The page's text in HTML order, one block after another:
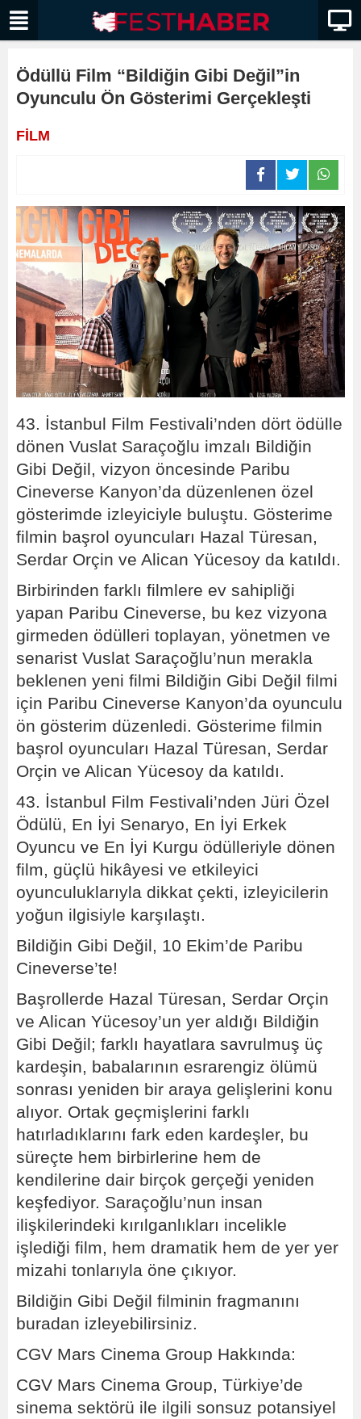
Ödüllü Film “Bildiğin Gibi Değil”in
Oyunculu Ön Gösterimi Gerçekleşti
FİLM
43. İstanbul Film Festivali’nden dört ödülle
dönen Vuslat Saraçoğlu imzalı Bildiğin
Gibi Değil, vizyon öncesinde Paribu
Cineverse Kanyon’da düzenlenen özel
gösterimde izleyiciyle buluştu. Gösterime
filmin başrol oyuncuları Hazal Türesan,
Serdar Orçin ve Alican Yücesoy da katıldı.
Birbirinden farklı filmlere ev sahipliği
yapan Paribu Cineverse, bu kez vizyona
girmeden ödülleri toplayan, yönetmen ve
senarist Vuslat Saraçoğlu’nun merakla
beklenen yeni filmi Bildiğin Gibi Değil filmi
için Paribu Cineverse Kanyon’da oyunculu
ön gösterim düzenledi. Gösterime filmin
başrol oyuncuları Hazal Türesan, Serdar
Orçin ve Alican Yücesoy da katıldı.
43. İstanbul Film Festivali’nden Jüri Özel
Ödülü, En İyi Senaryo, En İyi Erkek
Oyuncu ve En İyi Kurgu ödülleriyle dönen
film, güçlü hikâyesi ve etkileyici
oyunculuklarıyla dikkat çekti, izleyicilerin
yoğun ilgisiyle karşılaştı.
Bildiğin Gibi Değil, 10 Ekim’de Paribu
Cineverse’te!
Başrollerde Hazal Türesan, Serdar Orçin
ve Alican Yücesoy’un yer aldığı Bildiğin
Gibi Değil; farklı hayatlara savrulmuş üç
kardeşin, babalarının esrarengiz ölümü
sonrası yeniden bir araya gelişlerini konu
alıyor. Ortak geçmişlerini farklı
hatırladıklarını fark eden kardeşler, bu
süreçte hem birbirlerine hem de
kendilerine dair birçok gerçeği yeniden
keşfediyor. Saraçoğlu’nun insan
ilişkilerindeki kırılganlıkları incelikle
işlediği film, hem dramatik hem de yer yer
mizahi tonlarıyla öne çıkıyor.
Bildiğin Gibi Değil filminin fragmanını
buradan izleyebilirsiniz.
CGV Mars Cinema Group Hakkında:
CGV Mars Cinema Group, Türkiye’de
sinema sektörü ile ilgili sonsuz potansiyel